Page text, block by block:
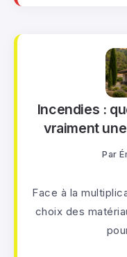
Incendies :
vraiment
Par
Face à la
choix des